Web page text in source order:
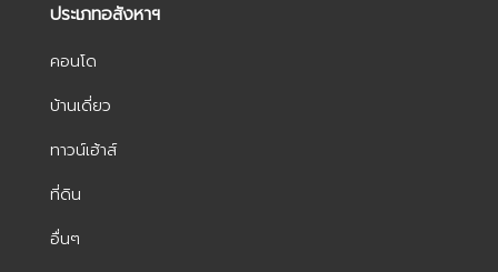
ประเภทอสังหาฯ
คอนโด
บ้านเดี่ยว
ทาวน์เฮ้าส์
ที่ดิน
อื่นๆ